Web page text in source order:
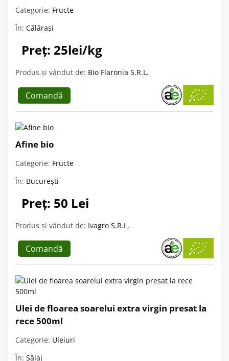
Categorie: Fructe
În: Călărași
Preț: 25lei/kg
Produs și vândut de: Bio Flaronia S.R.L.
Comandă
Afine bio
Categorie: Fructe
În: București
Preț: 50 Lei
Produs și vândut de: Ivagro S.R.L.
Comandă
Ulei de floarea soarelui extra virgin presat la
rece 500ml
Categorie: Uleiuri
În: Sălaj